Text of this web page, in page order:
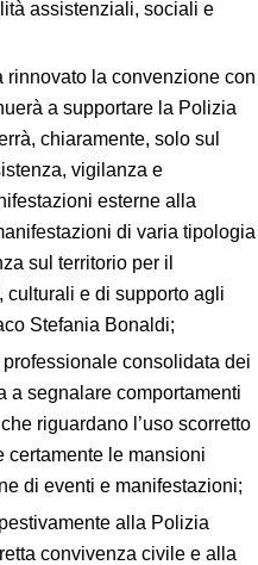
assistenziali, sociali e
rinnovato la convenzione con
a supportare la Polizia
chiaramente, solo sul
vigilanza e
esterne alla
di varia tipologia
sul territorio per il
e di supporto agli
Stefania Bonaldi;
consolidata dei
a segnalare comportamenti
riguardano l’uso scorretto
certamente le mansioni
di eventi e manifestazioni;
alla Polizia
convivenza civile e alla